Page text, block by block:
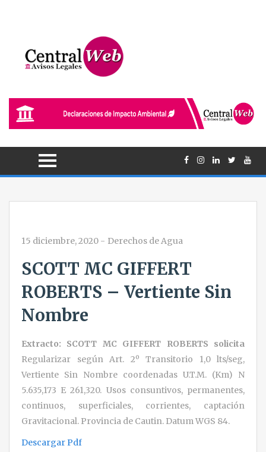
15 diciembre, 2020 - Derechos de Agua
SCOTT MC GIFFERT
ROBERTS – Vertiente Sin
Nombre
Extracto: SCOTT MC GIFFERT ROBERTS solicita
Regularizar según Art. 2º Transitorio 1,0 lts/seg,
Vertiente Sin Nombre coordenadas U.T.M. (Km) N
5.635,173 E 261,320. Usos consuntivos, permanentes,
continuos, superficiales, corrientes, captación
Gravitacional. Provincia de Cautin. Datum WGS 84.
Descargar Pdf